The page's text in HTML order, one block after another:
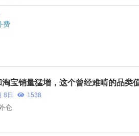
费
宝销量猛增，这个曾经难啃的品类
8日 1538
仓